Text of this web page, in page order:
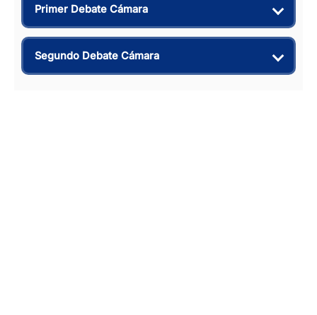
Primer Debate Cámara
Segundo Debate Cámara